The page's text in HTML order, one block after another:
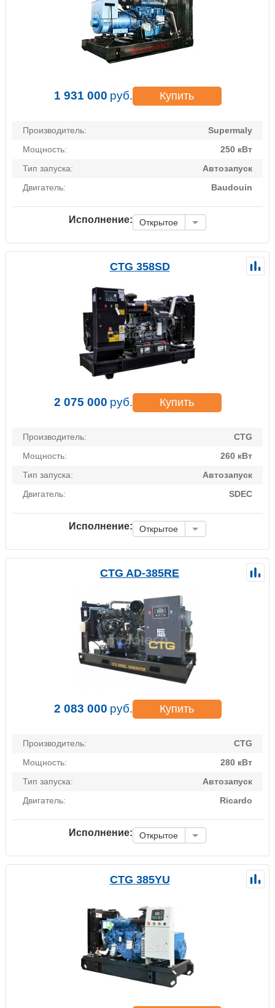
1 931 000 руб. Купить
Производитель:
Supermaly
Мощность:
250 кВт
Тип запуска:
Автозапуск
Двигатель:
Baudouin
Исполнение: Открытое
CTG 358SD
2 075 000 руб. Купить
Производитель:
CTG
Мощность:
260 кВт
Тип запуска:
Автозапуск
Двигатель:
SDEC
Исполнение: Открытое
CTG AD-385RE
2 083 000 руб. Купить
Производитель:
CTG
Мощность:
280 кВт
Тип запуска:
Автозапуск
Двигатель:
Ricardo
Исполнение: Открытое
CTG 385YU